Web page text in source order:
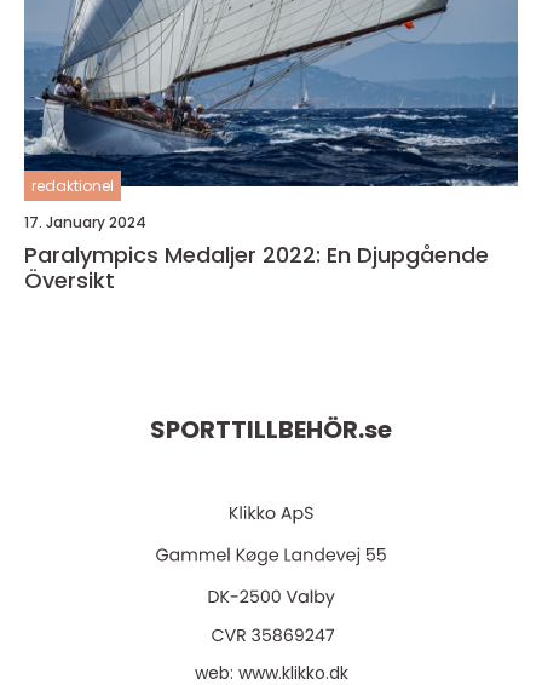
redaktionel
17. January 2024
Paralympics Medaljer 2022: En Djupgående
Översikt
SPORTTILLBEHÖR.se
web: www.klikko.dk